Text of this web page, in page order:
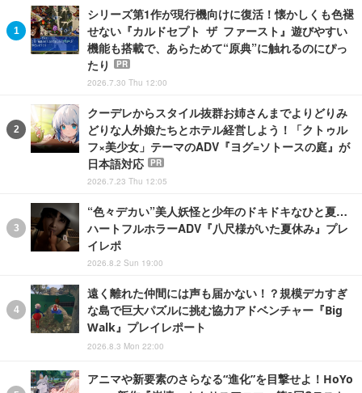
シリーズ第1作が現行機向けに復活！懐かしくも色褪
せない『カルドセプト ザ ファースト』遊びやすい
機能も搭載で、あらためて“原典”に触れるのにぴっ
たり
PR
2026.7.30 Thu 12:00
クーデレからスタイル抜群お姉さんまでよりどりみ
どりな人外娘たちとホテル経営しよう！「クトゥル
フ×美少女」テーマのADV『ヨグ=ソトースの庭』が
日本語対応
PR
2026.7.23 Thu 12:05
“色々デカい”美人妖怪と少年のドキドキなひと夏…
ハートフルホラーADV『八尺様がいた夏休み』プレ
イレポ
2026.8.2 Sun 19:00
遠く離れた仲間には声も届かない！？規模デカすぎ
な島で巨大パズルに挑む協力アドベンチャー『Big
Walk』プレイレポート
2026.8.3 Mon 22:00
アニマや新要素のさらなる“進化”を目撃せよ！HoYo